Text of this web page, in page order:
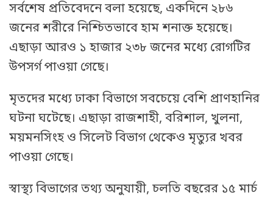
সর্বশেষ প্রতিবেদনে বলা হয়েছে, একদিনে ২৮৬
জনের শরীরে নিশ্চিতভাবে হাম শনাক্ত হয়েছে।
এছাড়া আরও ১ হাজার ২৩৮ জনের মধ্যে রোগটির
উপসর্গ পাওয়া গেছে।
মৃতদের মধ্যে ঢাকা বিভাগে সবচেয়ে বেশি প্রাণহানির
ঘটনা ঘটেছে। এছাড়া রাজশাহী, বরিশাল, খুলনা,
ময়মনসিংহ ও সিলেট বিভাগ থেকেও মৃত্যুর খবর
পাওয়া গেছে।
স্বাস্থ্য বিভাগের তথ্য অনুযায়ী, চলতি বছরের ১৫ মার্চ